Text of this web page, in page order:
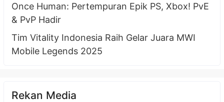
Once Human: Pertempuran Epik PS, Xbox! PvE
& PvP Hadir
Tim Vitality Indonesia Raih Gelar Juara MWI
Mobile Legends 2025
Rekan Media